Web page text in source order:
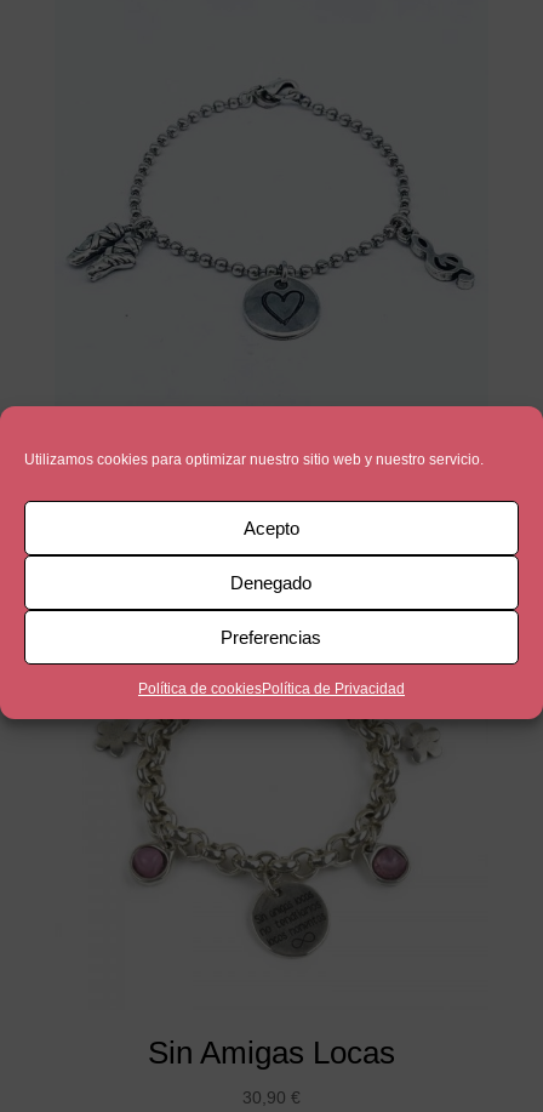
Utilizamos cookies para optimizar nuestro sitio web y nuestro servicio.
Acepto
Denegado
Preferencias
Política de cookiesPolítica de Privacidad
Amo el balie
Sin Amigas Locas
30,90 €